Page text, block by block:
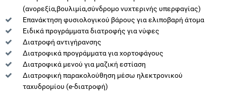
(ανορεξία,βουλιμία,σύνδρομο νυχτερινής υπερφαγίας)
Επανάκτηση φυσιολογικού βάρους για ελιποβαρή άτομα
Ειδικά προγράμματα διατροφής για νύφες
Διατροφή αντιγήρανσης
Διατροφικά προγράμματα για χορτοφάγους
Διατροφικά μενού για μαζική εστίαση
Διατροφική παρακολούθηση μέσω ηλεκτρονικού
ταχυδρομίου (e-διατροφή)